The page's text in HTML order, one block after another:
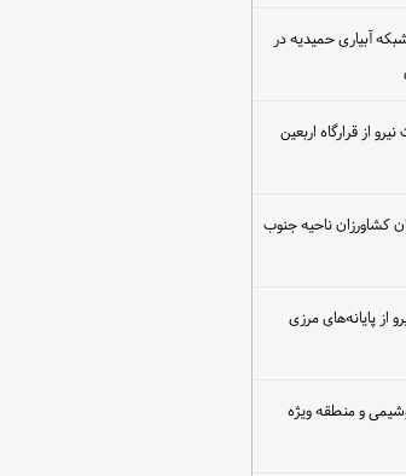
از شبکه آبیاری حمیدیه در
از قرارگاه اربعین
کشاورزان ناحیه جنوب
از پایانه‌های مرزی
و منطقه ویژه